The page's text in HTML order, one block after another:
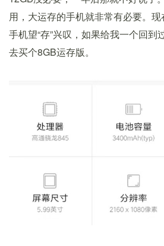
用，大运存的手机就非常有必要。
手机望“存”兴叹，如果给我一个回到
去买个8GB运存版。